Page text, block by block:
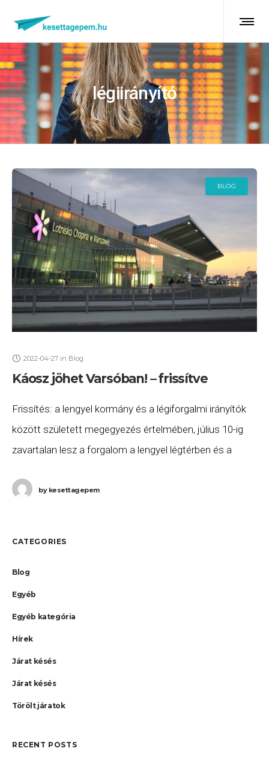
légiirányító
BLOG
2022-04-27 in Blog
Káosz jöhet Varsóban! – frissítve
Frissítés: a lengyel kormány és a légiforgalmi irányítók
között született megegyezés értelmében, július 10-ig
zavartalan lesz a forgalom a lengyel légtérben és a
értelmében a
bykesettagepem
CATEGORIES
Blog
Egyéb
Egyéb kategória
Hírek
Járat késés
Járat késés
Törölt járatok
RECENT POSTS